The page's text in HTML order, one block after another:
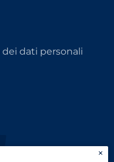
dati personali
×